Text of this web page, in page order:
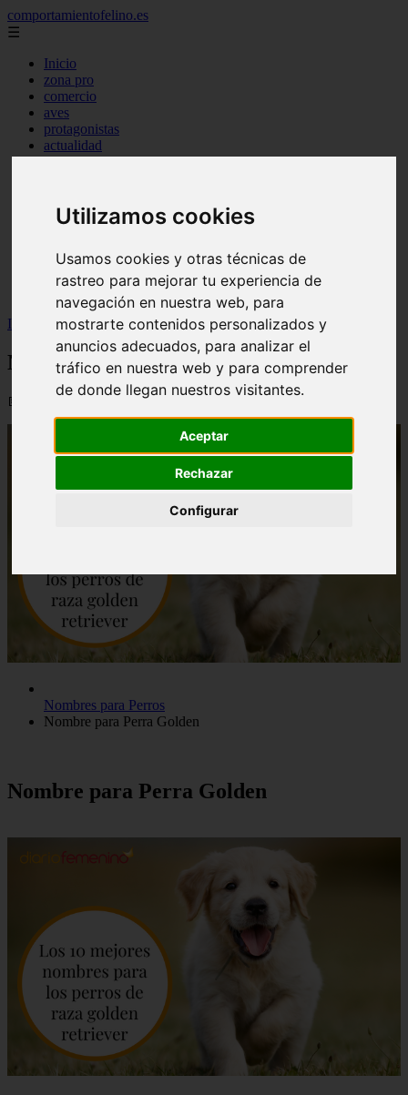
Utilizamos cookies
Usamos cookies y otras técnicas de
rastreo para mejorar tu experiencia de
navegación en nuestra web, para
mostrarte contenidos personalizados y
anuncios adecuados, para analizar el
tráfico en nuestra web y para comprender
de donde llegan nuestros visitantes.
Aceptar
Rechazar
Configurar
comportamientofelino.es
☰
Inicio
zona pro
comercio
aves
protagonistas
actualidad
acuariofilia 2
canal tv
nombres para gatos
tablon de anuncios
uncategorized
Inicio
gatos2 >Nombre para Perra Golden
Nombre para Perra Golden
📅 12/06/2025
Nombres para Perros
Nombre para Perra Golden
Nombre para Perra Golden